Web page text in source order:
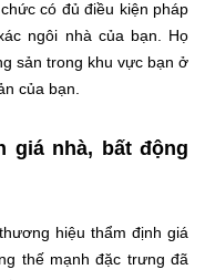
có đủ điều kiện pháp
ngôi nhà của bạn. Họ
sản trong khu vực bạn ở
của bạn.
giá nhà, bất động
hiệu thẩm định giá
thế mạnh đặc trưng đã